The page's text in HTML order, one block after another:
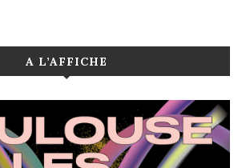
A L’AFFICHE